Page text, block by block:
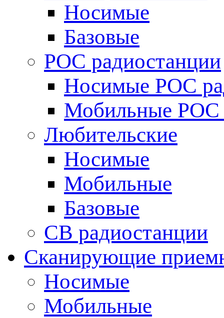
Носимые
Базовые
POC радиостанции
Носимые POC
Мобильные POC
Любительские
Носимые
Мобильные
Базовые
CB радиостанции
Сканирующие
Носимые
Мобильные